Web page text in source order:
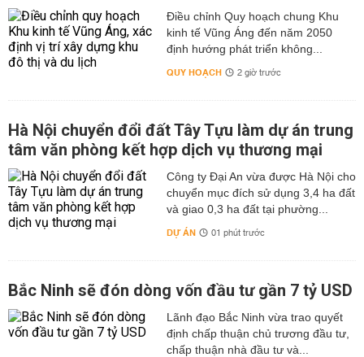
Điều chỉnh Quy hoạch chung Khu
kinh tế Vũng Áng đến năm 2050
định hướng phát triển không...
QUY HOẠCH 2 giờ trước
Hà Nội chuyển đổi đất Tây Tựu làm dự án trung
tâm văn phòng kết hợp dịch vụ thương mại
Công ty Đại An vừa được Hà Nội cho
chuyển mục đích sử dụng 3,4 ha đất
và giao 0,3 ha đất tại phường...
DỰ ÁN 01 phút trước
Bắc Ninh sẽ đón dòng vốn đầu tư gần 7 tỷ USD
Lãnh đạo Bắc Ninh vừa trao quyết
định chấp thuận chủ trương đầu tư,
chấp thuận nhà đầu tư và...